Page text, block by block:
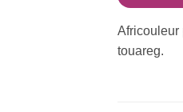
Africouleur
touareg.